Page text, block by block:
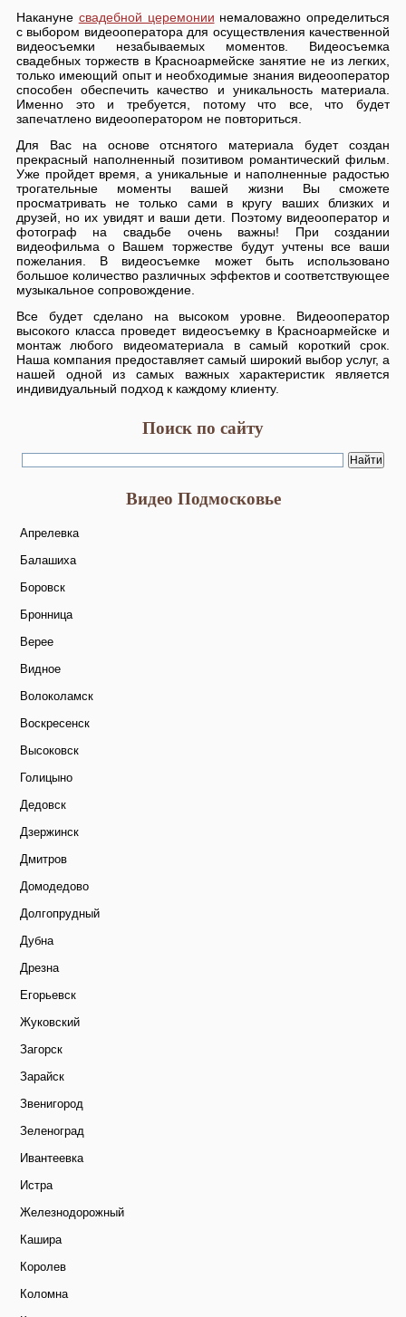
Накануне свадебной церемонии немаловажно определиться
с выбором видеооператора для осуществления качественной
видеосъемки незабываемых моментов. Видеосъемка
свадебных торжеств в Красноармейске занятие не из легких,
только имеющий опыт и необходимые знания видеооператор
способен обеспечить качество и уникальность материала.
Именно это и требуется, потому что все, что будет
запечатлено видеооператором не повториться.
Для Вас на основе отснятого материала будет создан
прекрасный наполненный позитивом романтический фильм.
Уже пройдет время, а уникальные и наполненные радостью
трогательные моменты вашей жизни Вы сможете
просматривать не только сами в кругу ваших близких и
друзей, но их увидят и ваши дети. Поэтому видеооператор и
фотограф на свадьбе очень важны! При создании
видеофильма о Вашем торжестве будут учтены все ваши
пожелания. В видеосъемке может быть использовано
большое количество различных эффектов и соответствующее
музыкальное сопровождение.
Все будет сделано на высоком уровне. Видеооператор
высокого класса проведет видеосъемку в Красноармейске и
монтаж любого видеоматериала в самый короткий срок.
Наша компания предоставляет самый широкий выбор услуг, а
нашей одной из самых важных характеристик является
индивидуальный подход к каждому клиенту.
Поиск по сайту
Видео Подмосковье
Апрелевка
Балашиха
Боровск
Бронница
Верее
Видное
Волоколамск
Воскресенск
Высоковск
Голицыно
Дедовск
Дзержинск
Дмитров
Домодедово
Долгопрудный
Дубна
Дрезна
Егорьевск
Жуковский
Загорск
Зарайск
Звенигород
Зеленоград
Ивантеевка
Истра
Железнодорожный
Кашира
Королев
Коломна